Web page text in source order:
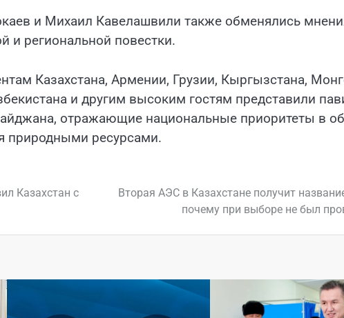
и Михаил Кавелашвили также обменялись
и региональной повестки.
Казахстана, Армении, Грузии, Кыргызстана,
и другим высоким гостям представили
отражающие национальные приоритеты в
природными ресурсами.
Казахстан с
Вторая АЭС в Казахстане получит
почему при выборе не был